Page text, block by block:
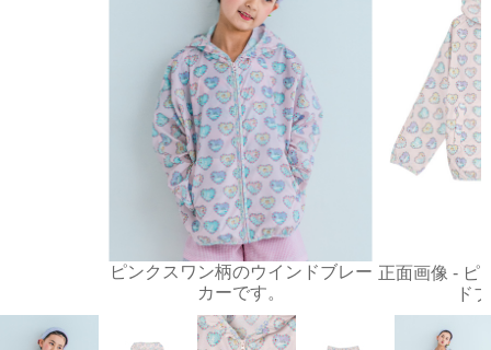
ピンクスワン柄のウインドブレー
カーです。
正面画像 - ピ
ド